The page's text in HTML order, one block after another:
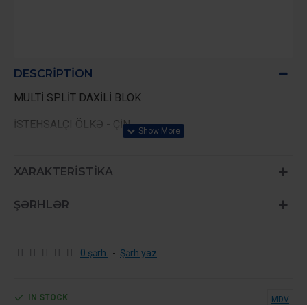
DESCRIPTION
MULTİ SPLİT DAXİLİ BLOK
İSTEHSALÇI ÖLKƏ - ÇİN
XARAKTERISTIKA
ŞƏRHLƏR
0 şərh. - Şərh yaz
IN STOCK
MDV